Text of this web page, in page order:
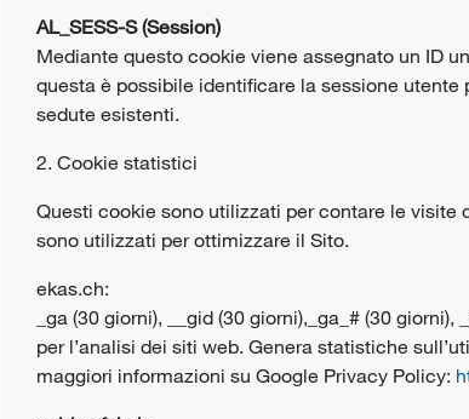
AL_SESS-S (Session)
Mediante questo cookie viene assegnato un ID
questa è possibile identificare la sessione
sedute esistenti.
2. Cookie statistici
Questi cookie sono utilizzati per contare le visite
sono utilizzati per ottimizzare il Sito.
ekas.ch:
_ga (30 giorni), __gid (30 giorni),_ga_# (30 giorni),
per l’analisi dei siti web. Genera statistiche
maggiori informazioni su Google Privacy Policy: